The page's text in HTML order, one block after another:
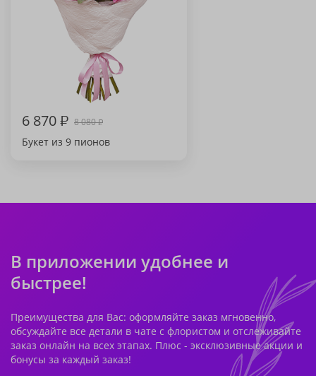
6 870₽ 8 080₽
Букет из 9 пионов
В приложении удобнее и
быстрее!
Преимущества для Вас: оформляйте заказ мгновенно,
обсуждайте все детали в чате с флористом и отслеживайте
заказ онлайн на всех этапах. Плюс - эксклюзивные акции и
бонусы за каждый заказ!